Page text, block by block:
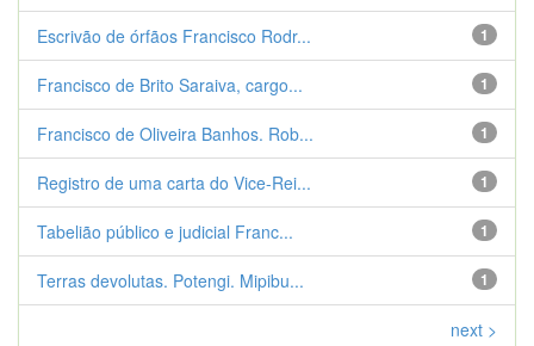
1
Escrivão de órfãos Francisco Rodr...
1
Francisco de Brito Saraiva, cargo...
1
Francisco de Oliveira Banhos. Rob...
1
Registro de uma carta do Vice-Rei...
1
Tabelião público e judicial Franc...
1
Terras devolutas. Potengi. Mipibu...
next >